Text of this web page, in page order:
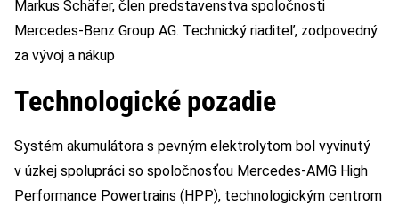
Markus Schäfer, člen predstavenstva spoločnosti
Mercedes-Benz Group AG. Technický riaditeľ, zodpovedný
za vývoj a nákup
Technologické pozadie
Systém akumulátora s pevným elektrolytom bol vyvinutý
v úzkej spolupráci so spoločnosťou Mercedes-AMG High
Performance Powertrains (HPP), technologickým centrom